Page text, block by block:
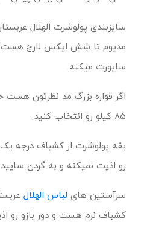
سایزبندی پولوشرت الهلال
ساپورت میکنه.
اگر قواره بزرگ مد نظرتون هست
85 کیلو رو انتخاب کنید.
یقه پولوشرت از کشباف درجه
رو اذیت نمیکنه و به گردن
سرآستین های لباس الهلال
کشباف نرم هست و دور بازو رو